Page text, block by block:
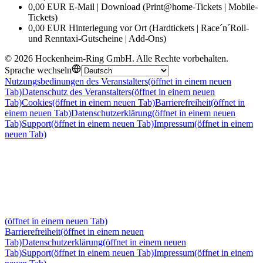
0,00 EUR E-Mail | Download (Print@home-Tickets | Mobile-
Tickets)
0,00 EUR Hinterlegung vor Ort (Hardtickets | Race´n´Roll-
und Renntaxi-Gutscheine | Add-Ons)
© 2026 Hockenheim-Ring GmbH. Alle Rechte vorbehalten.
Sprache wechseln
Nutzungsbedinungen des Veranstalters(öffnet in einem neuen
Tab)Datenschutz des Veranstalters(öffnet in einem neuen
Tab)Cookies(öffnet in einem neuen Tab)Barrierefreiheit(öffnet in
einem neuen Tab)Datenschutzerklärung(öffnet in einem neuen
Tab)Support(öffnet in einem neuen Tab)Impressum(öffnet in einem
neuen Tab)
(öffnet in einem neuen Tab)
Barrierefreiheit(öffnet in einem neuen
Tab)Datenschutzerklärung(öffnet in einem neuen
Tab)Support(öffnet in einem neuen Tab)Impressum(öffnet in einem